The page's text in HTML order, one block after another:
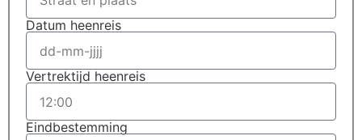
Datum heenreis
Vertrektijd heenreis
Eindbestemming